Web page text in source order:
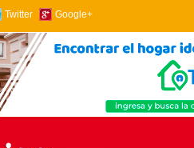
Twitter Google+